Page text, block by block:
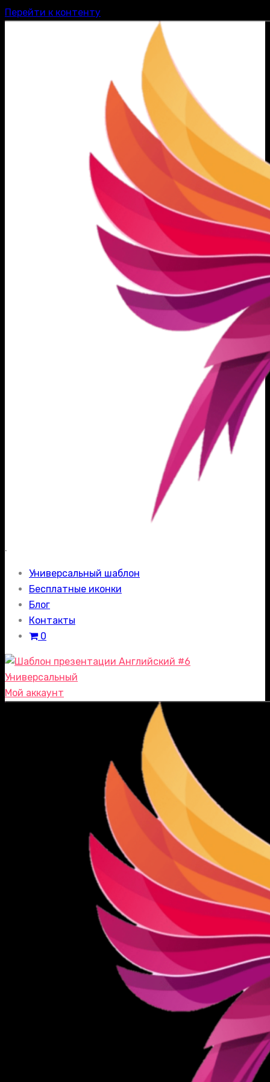
Перейти к контенту
.
Универсальный шаблон
Бесплатные иконки
Блог
Контакты
0
Мой аккаунт